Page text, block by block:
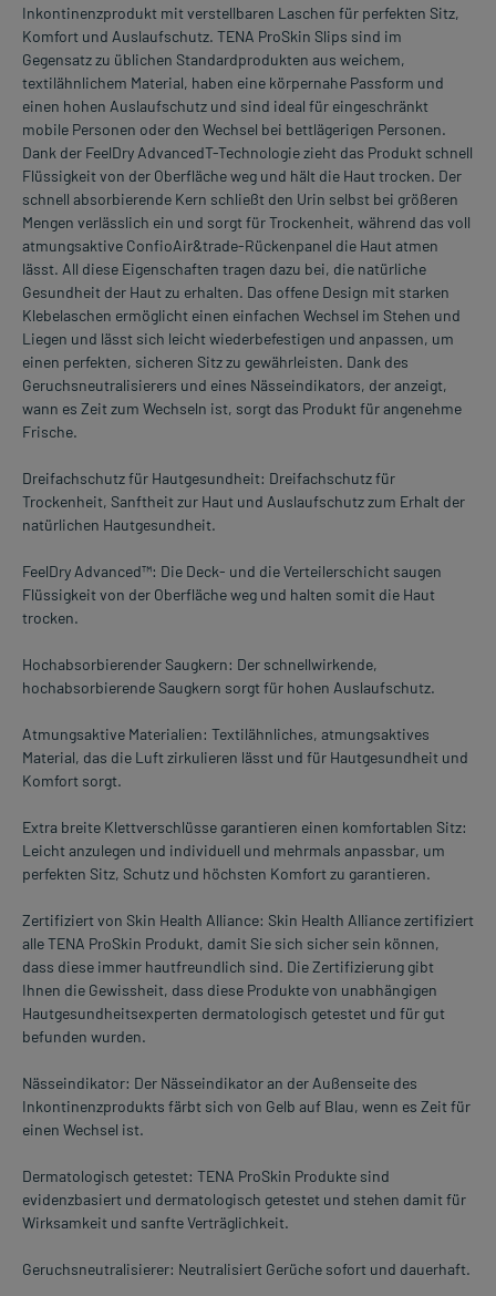
Inkontinenzprodukt mit verstellbaren Laschen für perfekten Sitz,
Komfort und Auslaufschutz. TENA ProSkin Slips sind im
Gegensatz zu üblichen Standardprodukten aus weichem,
textilähnlichem Material, haben eine körpernahe Passform und
einen hohen Auslaufschutz und sind ideal für eingeschränkt
mobile Personen oder den Wechsel bei bettlägerigen Personen.
Dank der FeelDry AdvancedT-Technologie zieht das Produkt schnell
Flüssigkeit von der Oberfläche weg und hält die Haut trocken. Der
schnell absorbierende Kern schließt den Urin selbst bei größeren
Mengen verlässlich ein und sorgt für Trockenheit, während das voll
atmungsaktive ConfioAir&trade-Rückenpanel die Haut atmen
lässt. All diese Eigenschaften tragen dazu bei, die natürliche
Gesundheit der Haut zu erhalten. Das offene Design mit starken
Klebelaschen ermöglicht einen einfachen Wechsel im Stehen und
Liegen und lässt sich leicht wiederbefestigen und anpassen, um
einen perfekten, sicheren Sitz zu gewährleisten. Dank des
Geruchsneutralisierers und eines Nässeindikators, der anzeigt,
wann es Zeit zum Wechseln ist, sorgt das Produkt für angenehme
Frische.
Dreifachschutz für Hautgesundheit: Dreifachschutz für
Trockenheit, Sanftheit zur Haut und Auslaufschutz zum Erhalt der
natürlichen Hautgesundheit.
FeelDry Advanced™: Die Deck- und die Verteilerschicht saugen
Flüssigkeit von der Oberfläche weg und halten somit die Haut
trocken.
Hochabsorbierender Saugkern: Der schnellwirkende,
hochabsorbierende Saugkern sorgt für hohen Auslaufschutz.
Atmungsaktive Materialien: Textilähnliches, atmungsaktives
Material, das die Luft zirkulieren lässt und für Hautgesundheit und
Komfort sorgt.
Extra breite Klettverschlüsse garantieren einen komfortablen Sitz:
Leicht anzulegen und individuell und mehrmals anpassbar, um
perfekten Sitz, Schutz und höchsten Komfort zu garantieren.
Zertifiziert von Skin Health Alliance: Skin Health Alliance zertifiziert
alle TENA ProSkin Produkt, damit Sie sich sicher sein können,
dass diese immer hautfreundlich sind. Die Zertifizierung gibt
Ihnen die Gewissheit, dass diese Produkte von unabhängigen
Hautgesundheitsexperten dermatologisch getestet und für gut
befunden wurden.
Nässeindikator: Der Nässeindikator an der Außenseite des
Inkontinenzprodukts färbt sich von Gelb auf Blau, wenn es Zeit für
einen Wechsel ist.
Dermatologisch getestet: TENA ProSkin Produkte sind
evidenzbasiert und dermatologisch getestet und stehen damit für
Wirksamkeit und sanfte Verträglichkeit.
Geruchsneutralisierer: Neutralisiert Gerüche sofort und dauerhaft.